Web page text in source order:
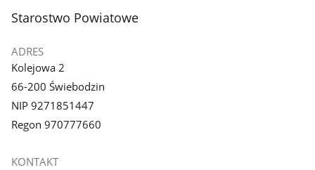
stopka
Starostwo Powiatowe
ADRES
Kolejowa 2
66-200 Świebodzin
NIP 9271851447
Regon 970777660
KONTAKT